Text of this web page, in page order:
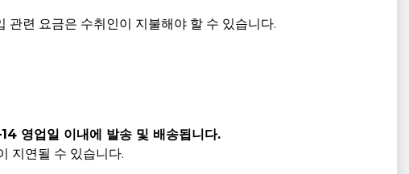
관련 요금은 수취인이 지불해야 할 수 있습니다.
영업일 이내에 발송 및 배송됩니다.
지연될 수 있습니다.